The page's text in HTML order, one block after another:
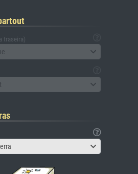
traseira)